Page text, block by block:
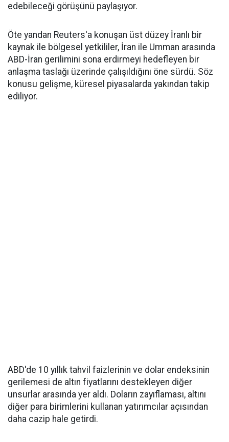
edebileceği görüşünü paylaşıyor.
Öte yandan Reuters'a konuşan üst düzey İranlı bir
kaynak ile bölgesel yetkililer, İran ile Umman arasında
ABD-İran gerilimini sona erdirmeyi hedefleyen bir
anlaşma taslağı üzerinde çalışıldığını öne sürdü. Söz
konusu gelişme, küresel piyasalarda yakından takip
ediliyor.
ABD'de 10 yıllık tahvil faizlerinin ve dolar endeksinin
gerilemesi de altın fiyatlarını destekleyen diğer
unsurlar arasında yer aldı. Doların zayıflaması, altını
diğer para birimlerini kullanan yatırımcılar açısından
daha cazip hale getirdi.